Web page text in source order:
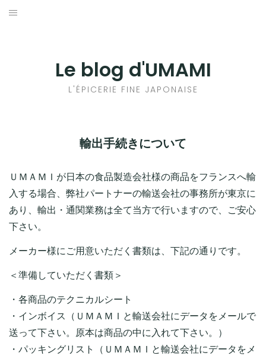
Aller
Le blog d'UMAMI
L'ÉPICERIE FINE JAPONAISE
輸出手続きについて
ＵＭＡＭＩが日本の食品製造会社様の商品をフランスへ輸
入する場合、弊社パートナーの輸送会社の事務所が東京に
あり、輸出・通関業務は全て当方で行いますので、ご安心
下さい。
メーカー様にご用意いただく書類は、下記の通りです。
＜準備していただく書類＞
・各商品のテクニカルシート
・インボイス（ＵＭＡＭＩと輸送会社にデータをメールで
送って下さい。原本は商品の中に入れて下さい。）
・パッキングリスト（ＵＭＡＭＩと輸送会社にデータをメ